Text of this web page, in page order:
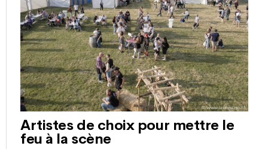
Artistes de choix pour mettre le
feu à la scène